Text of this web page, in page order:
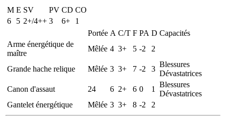
M E SV PV CD CO
6
5 2+/4++ 3 6+
1
Portée A C/T F PA D Capacités
Arme énergétique de
maître
Mêlée 4 3+ 5 -2 2
Grande hache relique Mêlée 3 3+ 7 -2 3
Blessures
Dévastatrices
Canon d'assaut
24 6 2+ 6 0 1
Blessures
Dévastatrices
Gantelet énergétique
Mêlée 3 3+ 8 -2 2